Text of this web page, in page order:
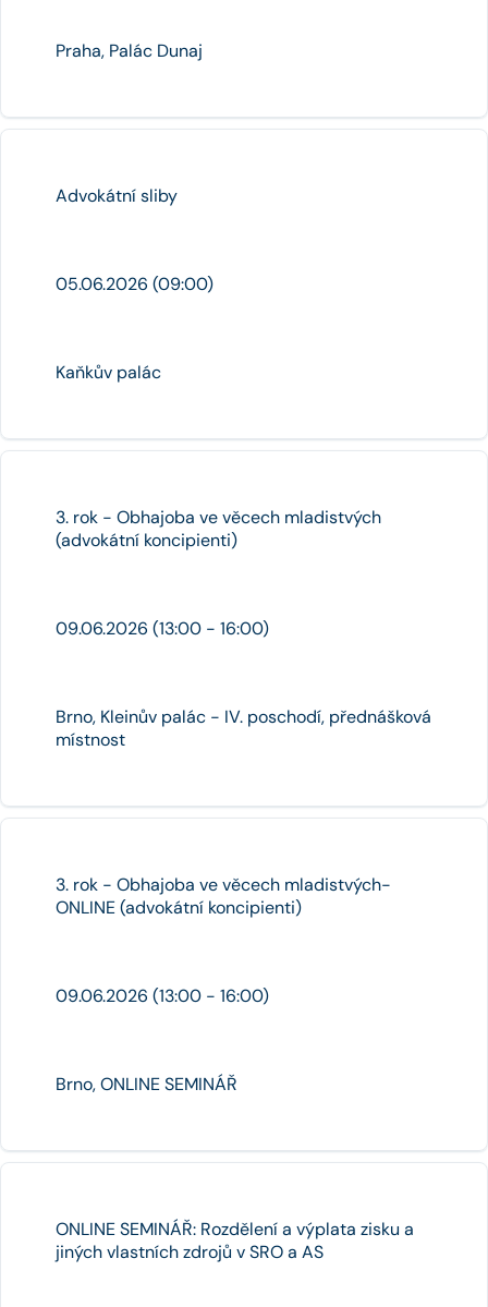
Praha, Palác Dunaj
Advokátní sliby
05.06.2026 (09:00)
Kaňkův palác
3. rok - Obhajoba ve věcech mladistvých
(advokátní koncipienti)
09.06.2026 (13:00 - 16:00)
Brno, Kleinův palác - IV. poschodí, přednášková
místnost
3. rok - Obhajoba ve věcech mladistvých-
ONLINE (advokátní koncipienti)
09.06.2026 (13:00 - 16:00)
Brno, ONLINE SEMINÁŘ
ONLINE SEMINÁŘ: Rozdělení a výplata zisku a
jiných vlastních zdrojů v SRO a AS